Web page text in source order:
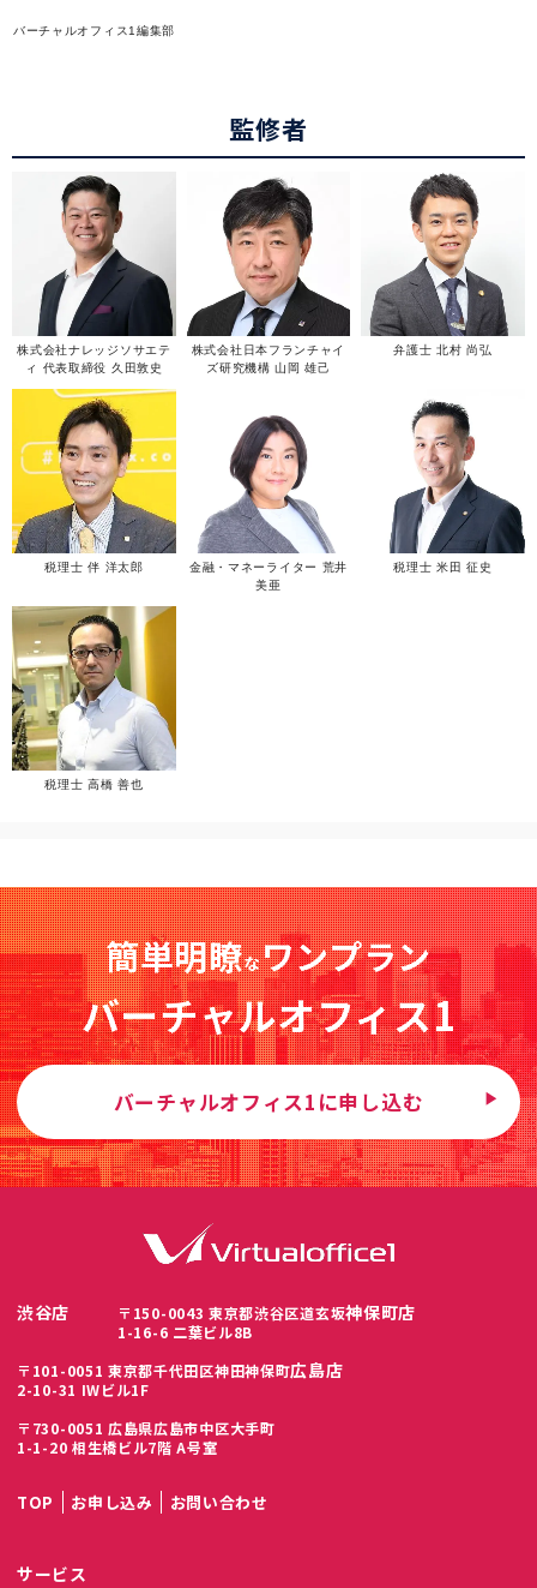
バーチャルオフィス1編集部
監修者
株式会社ナレッジソサエテ
ィ 代表取締役 久田敦史
株式会社日本フランチャイ
ズ研究機構 山岡 雄己
弁護士 北村 尚弘
税理士 伴 洋太郎
金融・マネーライター 荒井
美亜
税理士 米田 征史
税理士 高橋 善也
簡単明瞭なワンプラン
バーチャルオフィス1
バーチャルオフィス1に申し込む
渋谷店
〒150-0043 東京都渋谷区道玄坂
1-16-6 二葉ビル8B
神保町店
〒101-0051 東京都千代田区神田神保町
2-10-31 IWビル1F
広島店
〒730-0051 広島県広島市中区大手町
1-1-20 相生橋ビル7階 A号室
TOP お申し込み お問い合わせ
サービス